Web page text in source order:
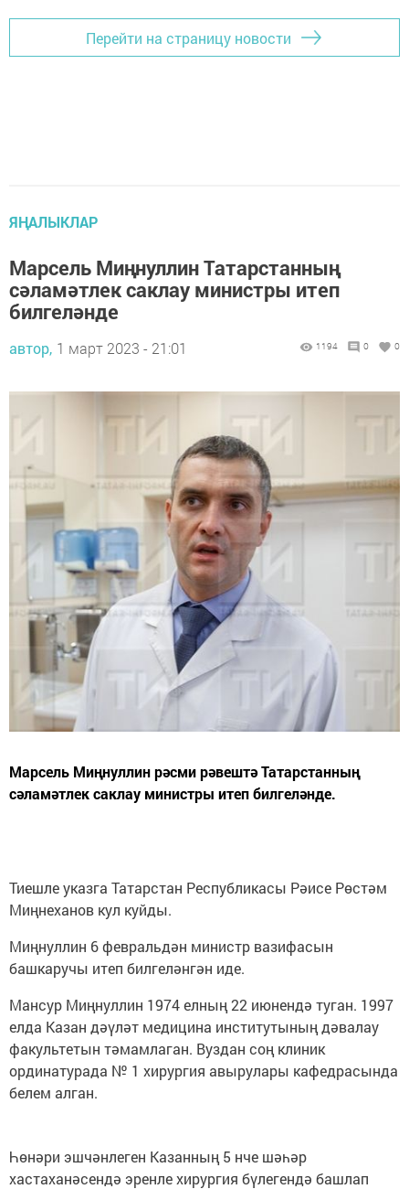
Перейти на страницу новости
ЯҢАЛЫКЛАР
Марсель Миңнуллин Татарстанның
сәламәтлек саклау министры итеп
билгеләнде
автор, 1 март 2023 - 21:01 1194 0 0
Марсель Миңнуллин рәсми рәвештә Татарстанның
сәламәтлек саклау министры итеп билгеләнде.
Тиешле указга Татарстан Республикасы Рәисе Рөстәм
Миңнеханов кул куйды.
Миңнуллин 6 февральдән министр вазифасын
башкаручы итеп билгеләнгән иде.
Мансур Миңнуллин 1974 елның 22 июнендә туган. 1997
елда Казан дәүләт медицина институтының дәвалау
факультетын тәмамлаган. Вуздан соң клиник
ординатурада № 1 хирургия авырулары кафедрасында
белем алган.
Һөнәри эшчәнлеген Казанның 5 нче шәһәр
хастаханәсендә эренле хирургия бүлегендә башлап